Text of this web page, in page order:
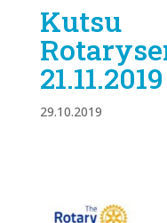
Kutsu
21.11.2019
29.10.2019